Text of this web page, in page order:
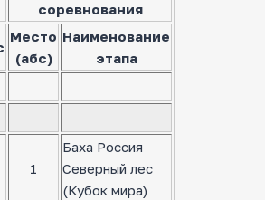
соревнования
Место
(абс)
Наименование
этапа
1
Баха Россия
Северный лес
(Кубок мира)